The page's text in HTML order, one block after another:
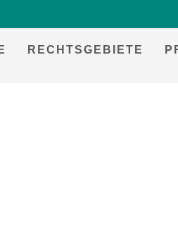
RECHTSGEBIETE